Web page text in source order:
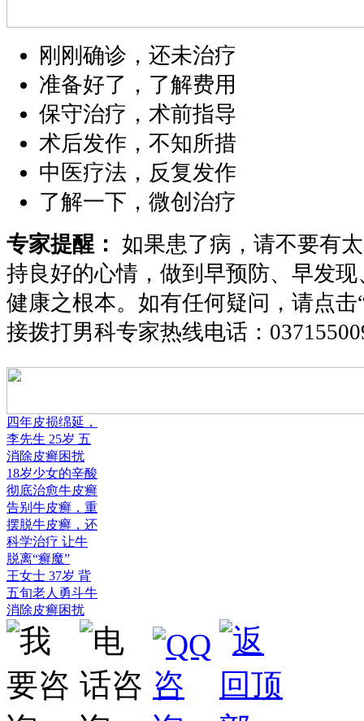
刚刚确诊，还未治疗
准备好了，了解费用
保守治疗，术前指导
术后发作，不知所措
中医疗法，反复发作
了解一下，微创治疗
专家提醒： 如果患了病，请不要有
持良好的心情，做到早预防、早发
健康之根本。如有任何疑问，请点击
接拨打男科专家热线电话：
四年皮损绵延，
李先生 25岁 五
消除皮癣困扰
18岁少女的辛酸
彻底治愈牛皮癣
告别牛皮癣，重
摆脱牛皮癣，还
科学治疗 让牛
脱离“癣魔”
王女士 37岁 背
五旬老人勇斗牛
消除皮癣困扰